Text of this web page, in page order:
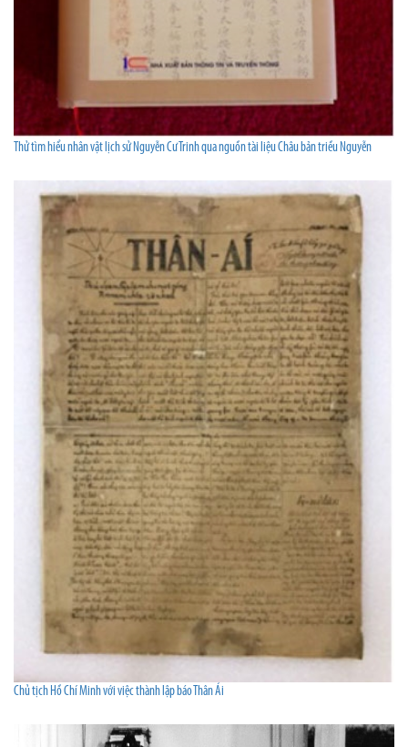
Thử tìm hiểu nhân vật lịch sử Nguyễn Cư Trinh qua nguồn tài liệu Châu bản triều Nguyễn
Chủ tịch Hồ Chí Minh với việc thành lập báo Thân Ái